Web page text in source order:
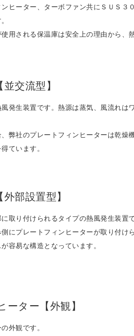
ヒーター、ターボファン共にＳＵＳ３
用される保温庫は安全上の理由から、
交流型】
発生装置です。熱源は蒸気、風流れは
弊社のプレートフィンヒーターは乾燥
ています。
部設置型】
取り付けられるタイプの熱風発生装置で
にプレートフィンヒーターが取り付け
容易な構造となっています。
ーター【外観】
外観です。